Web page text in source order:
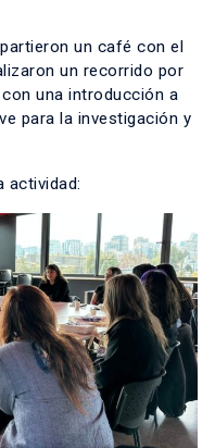
un café con el
un recorrido por
una introducción a
para la investigación y
actividad: